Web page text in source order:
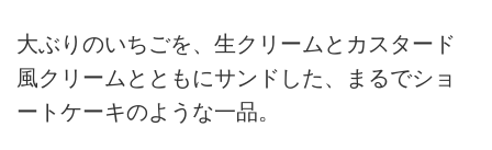
大ぶりのいちごを、生クリームとカスタード
風クリームとともにサンドした、まるでショ
ートケーキのような一品。